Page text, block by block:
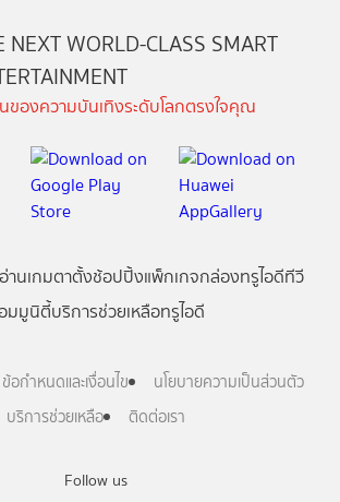
Follow us
NEXT WORLD-CLASS SMART
ของความบันเทิงระดับโลกตรงใจคุณ
านเกมตาตั้งช้อปปิ้งแพ็กเกจกล่องทรูไอดีทีวี
มมูนิตี้บริการช่วยเหลือทรูไอดี
ข้อกำหนดและเงื่อนไข
นโยบายความเป็นส่วนตัว
บริการช่วยเหลือ
ติดต่อเรา